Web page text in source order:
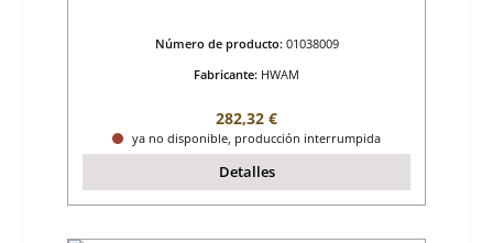
Número de producto: 01038009
Fabricante: HWAM
Precio normal:
282,32 €
ya no disponible, producción interrumpida
Detalles